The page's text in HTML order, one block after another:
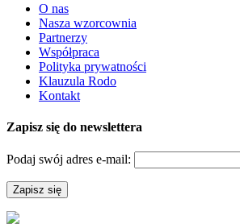
O nas
Nasza wzorcownia
Partnerzy
Współpraca
Polityka prywatności
Klauzula Rodo
Kontakt
Zapisz się do newslettera
Podaj swój adres e-mail: